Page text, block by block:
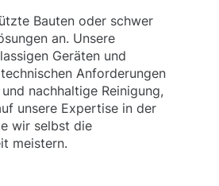
Bauten oder schwer
an. Unsere
Geräten und
Anforderungen
nachhaltige Reinigung,
unsere Expertise in der
wir selbst die
meistern.